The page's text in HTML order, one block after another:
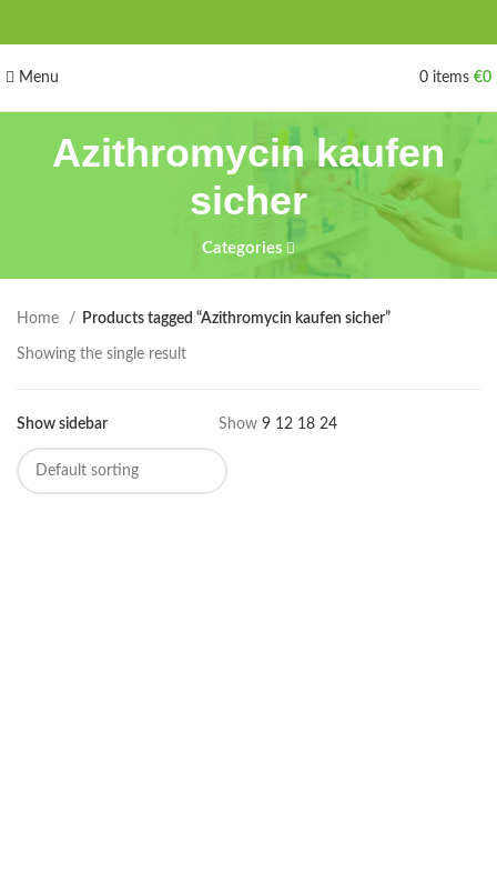
Menu 0 items €0
Azithromycin kaufen
sicher
Categories
Home Products tagged “Azithromycin kaufen sicher”
Showing the single result
Show sidebar Show 9 12 18 24